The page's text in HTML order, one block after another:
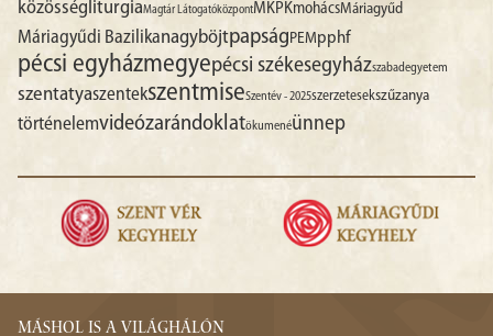
közösségliturgiaMagtár LátogatóközpontMKPKmohácsMáriagyűd
Máriagyűdi BazilikanagyböjtpapságPEMpphf
pécsi egyházmegyepécsi székesegyházszabadegyetem
szentatyaszentekszentmiseSzentév - 2025szerzetesekszűzanya
történelemvideózarándoklatökumenéünnep
MÁSHOL IS A VILÁGHÁLÓN